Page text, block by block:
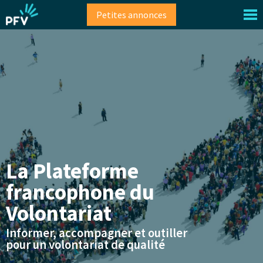
au
contenu
principal
Petites annonces
La Plateforme
francophone du
Volontariat
Informer, accompagner et outiller
pour un volontariat de qualité